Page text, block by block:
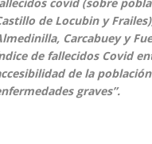
covid (sobre
de Locubin y
Carcabuey y
de fallecidos Covid
de la
graves”.